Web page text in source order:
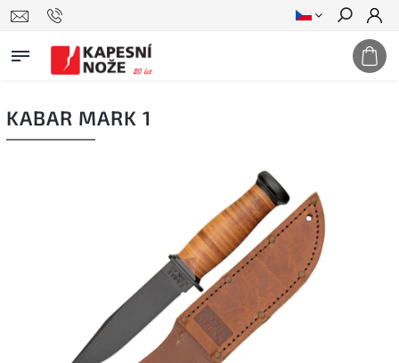
Hledat
KABAR MARK 1